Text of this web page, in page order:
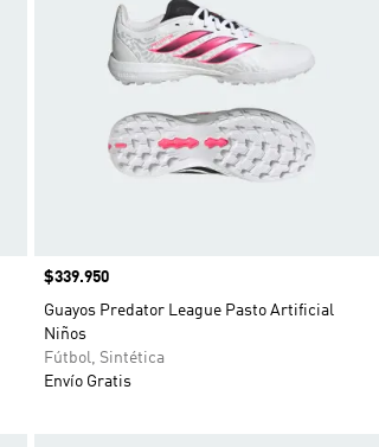
Precio
$339.950
Guayos Predator League Pasto Artificial
Niños
Fútbol, Sintética
Envío Gratis